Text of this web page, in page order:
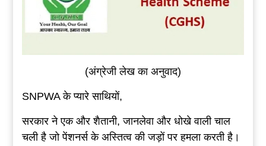
(अंग्रेजी लेख का अनुवाद)
SNPWA के प्यारे साथियों,
सरकार ने एक और शैतानी, जानलेवा और धोखे वाली चाल
चली है जो पेंशनर्स के अस्तित्व की जड़ों पर हमला करती है।